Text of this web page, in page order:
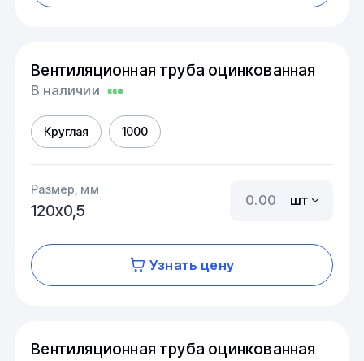
Вентиляционная труба оцинкованная
В наличии
Круглая 1000
Размер, мм
120х0,5
шт
Узнать цену
Вентиляционная труба оцинкованная